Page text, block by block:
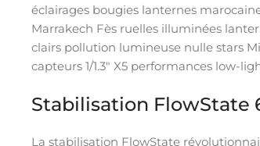
éclairages bougies lanternes
Marrakech Fès ruelles illuminées
clairs pollution lumineuse nulle stars
capteurs 1/1.3″ X5 performances low-
Stabilisation FlowState
La stabilisation FlowState